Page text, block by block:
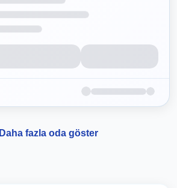
Daha fazla oda göster